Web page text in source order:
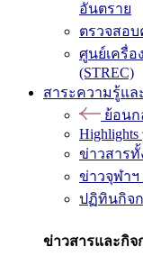
อันตราย
ตรวจสอ
ศูนย์เครื่อ
(STREC)
สาระความรู้แล
ย้อนก
Highlights
ข่าวสาร
ข่าวจุฬาฯ
ปฏิทินกิจ
ข่าวสารและกิจ